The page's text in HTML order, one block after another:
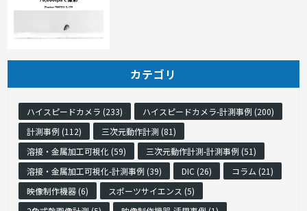
カテゴリ
ハイスピードカメラ (233)
ハイスピードカメラ-計測事例 (200)
計測事例 (112)
三次元動作計測 (81)
溶接・金属加工可視化 (59)
三次元動作計測-計測事例 (51)
溶接・金属加工可視化-計測事例 (39)
DIC (26)
コラム (21)
映像制作機器 (6)
スポーツサイエンス (5)